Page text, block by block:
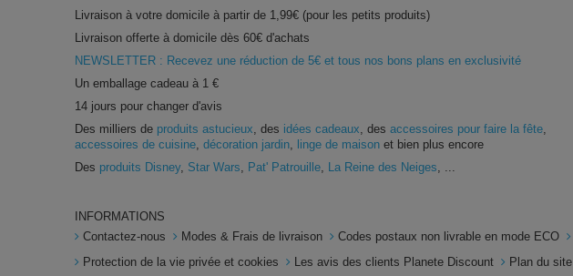
Livraison à votre domicile à partir de 1,99€ (pour les petits produits)
Livraison offerte à domicile dès 60€ d'achats
NEWSLETTER : Recevez une réduction de 5€ et tous nos bons plans en exclusivité
Un emballage cadeau à 1 €
14 jours pour changer d'avis
Des milliers de produits astucieux , des idées cadeaux , desaccessoires pour faire la fête
accessoires de cuisine ,décoration jardin linge de maison et bien plus encore
Des produits Disney, Star Wars Pat' Patrouille La Reine des Neiges
INFORMATIONS
Contactez-nous
Modes & Frais de livraison Codes postaux non livrable en mode ECO
Protection de la vie privée et cookies
Les avis des clients Planete Discount Plan du site